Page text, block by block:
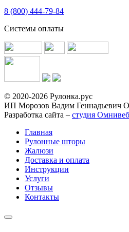
8 (800) 444-79-84
Системы оплаты
© 2020-2026 Рулонка.рус
ИП Морозов Вадим Геннадьевич
Разработка сайта – студия Омнивеб
Главная
Рулонные шторы
Жалюзи
Доставка и оплата
Инструкции
Услуги
Отзывы
Контакты